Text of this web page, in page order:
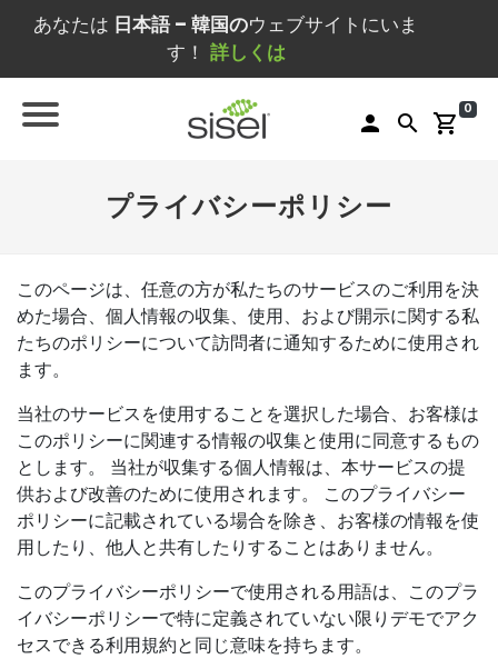
あなたは 日本語 – 韓国のウェブサイトにいま
す！ 詳しくは
person search shopping_cart
0
プライバシーポリシー
このページは、任意の方が私たちのサービスのご利用を決
めた場合、個人情報の収集、使用、および開示に関する私
たちのポリシーについて訪問者に通知するために使用され
ます。
当社のサービスを使用することを選択した場合、お客様は
このポリシーに関連する情報の収集と使用に同意するもの
とします。 当社が収集する個人情報は、本サービスの提
供および改善のために使用されます。 このプライバシー
ポリシーに記載されている場合を除き、お客様の情報を使
用したり、他人と共有したりすることはありません。
このプライバシーポリシーで使用される用語は、このプラ
イバシーポリシーで特に定義されていない限りデモでアク
セスできる利用規約と同じ意味を持ちます。